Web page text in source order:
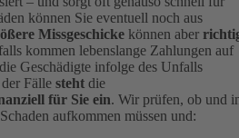
können Sie eventuell noch aus
Missgeschicke können aber
kommen lebenslange Zahlungen auf
Geschädigte infolge des Unfalls
Fälle steht die
für Sie ein. Wir prüfen, ob und
aufkommen müssen und: